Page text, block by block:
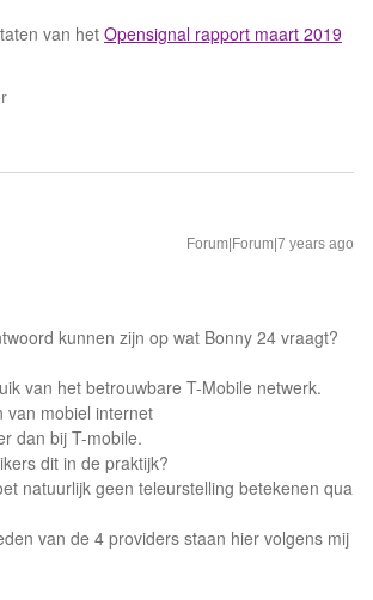
van het Opensignal rapport maart 2019
Forum|Forum|7 years ago
kunnen zijn op wat Bonny 24 vraagt?
van het betrouwbare T-Mobile netwerk.
van mobiel internet
dan bij T-mobile.
dit in de praktijk?
natuurlijk geen teleurstelling betekenen qua
van de 4 providers staan hier volgens mij